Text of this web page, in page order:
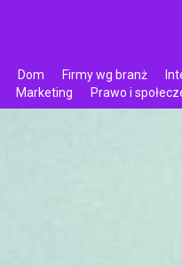
Dom Firmy wg branż
Marketing Prawo i